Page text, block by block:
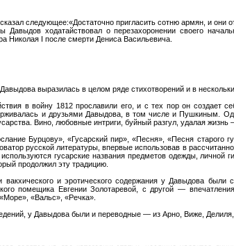
следующее:«Достаточно пригласить сотню армян, и они
Давыдов ходатайствовал о перезахоронении своего
Николая I после смерти Дениса Васильевича.
выразилась в целом ряде стихотворений и в
в войну 1812 прославили его, и с тех пор он создает
и друзьями Давыдова, в том числе и Пушкиным.
Вино, любовные интриги, буйный разгул, удалая жизнь
Бурцову», «Гусарский пир», «Песня», «Песня старого
русской литературы, впервые использовав в
используются гусарские названия предметов одежды,
продолжил эту традицию.
вакхического и эротического содержания у Давыдова
помещика Евгении Золотаревой, с другой —
«Вальс», «Речка».
у Давыдова были и переводные — из Арно, Виже,